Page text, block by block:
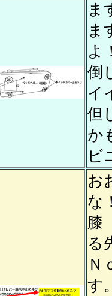
ま
ま
よ
倒
イ
但
か
ビ
お
な
膝
る
Ｎ
す